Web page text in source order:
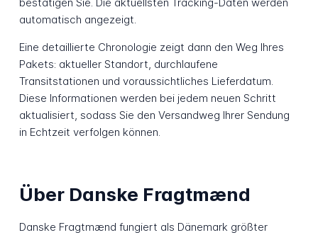
automatisch angezeigt.
Eine detaillierte Chronologie zeigt dann den Weg Ihres
Pakets: aktueller Standort, durchlaufene
Transitstationen und voraussichtliches Lieferdatum.
Diese Informationen werden bei jedem neuen Schritt
aktualisiert, sodass Sie den Versandweg Ihrer Sendung
in Echtzeit verfolgen können.
Über Danske Fragtmænd
Danske Fragtmænd fungiert als Dänemark größter